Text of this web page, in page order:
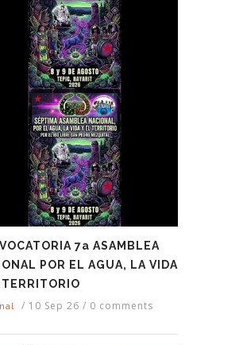
7a ASAMBLEA
POR EL AGUA, LA VIDA
/ 10 Sep 26 / 0 comments